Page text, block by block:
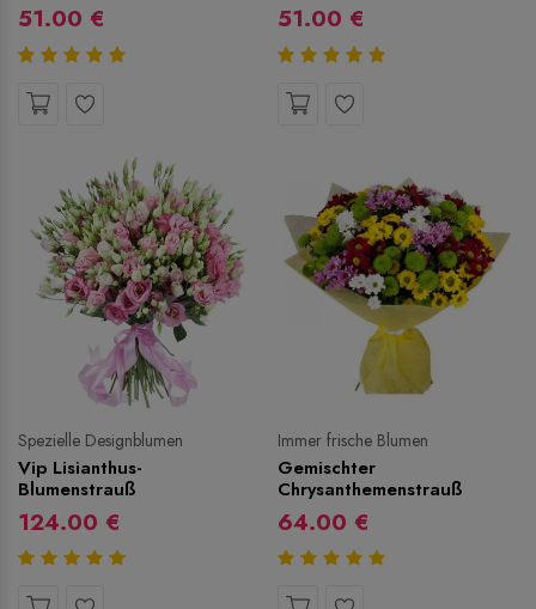
51.00 € 51.00 €
Spezielle Designblumen
Vip Lisianthus-
Blumenstrauß
124.00 €
Immer frische Blumen
Gemischter
Chrysanthemenstrauß
64.00 €